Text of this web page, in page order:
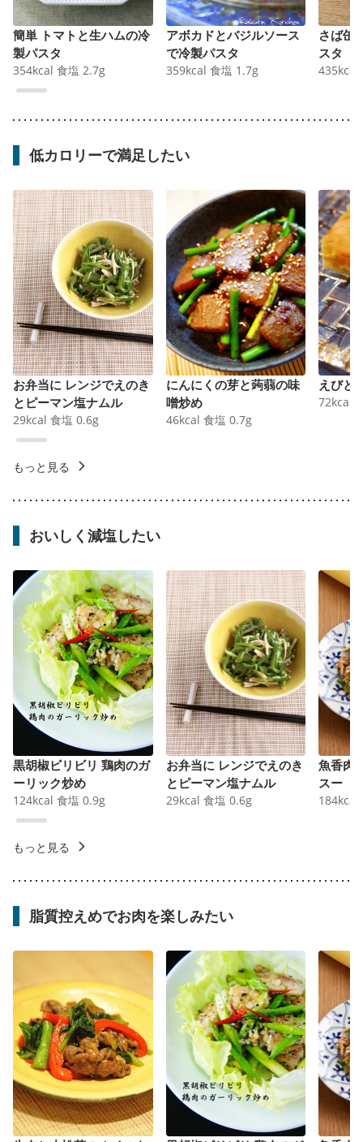
簡単 トマトと生ハムの冷
製パスタ
354kcal 食塩 2.7g
アボカドとバジルソース
で冷製パスタ
359kcal 食塩 1.7g
さば缶
スタ
435kcal
低カロリーで満足したい
お弁当に レンジでえのき
とピーマン塩ナムル
29kcal 食塩 0.6g
にんにくの芽と蒟蒻の味
噌炒め
46kcal 食塩 0.7g
えびと
72kcal
もっと見る
おいしく減塩したい
黒胡椒ビリビリ 鶏肉のガ
ーリック炒め
124kcal 食塩 0.9g
お弁当に レンジでえのき
とピーマン塩ナムル
29kcal 食塩 0.6g
魚香肉
スー
184kcal
もっと見る
脂質控えめでお肉を楽しみたい